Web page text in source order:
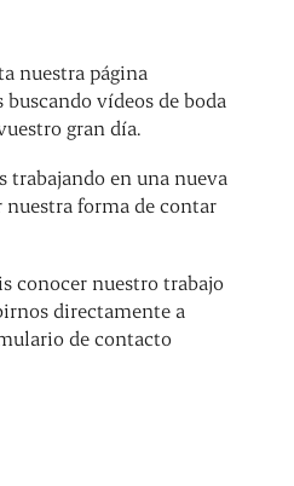
nuestra página
vídeos de boda
gran día.
trabajando en una nueva
nuestra forma de contar
conocer nuestro trabajo
directamente a
de contacto